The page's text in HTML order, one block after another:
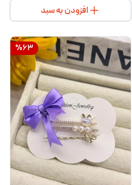
افزودن به سبد
%63